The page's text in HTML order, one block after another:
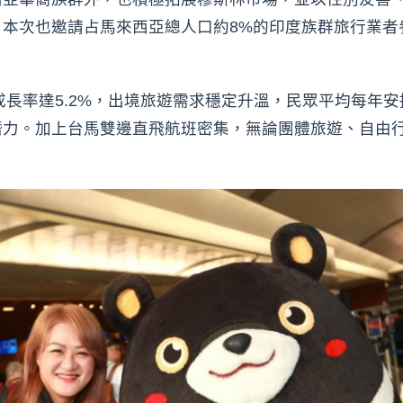
次也邀請占馬來西亞總人口約8%的印度族群旅行業
率達5.2%，出境旅遊需求穩定升溫，民眾平均每年
。加上台馬雙邊直飛航班密集，無論團體旅遊、自由